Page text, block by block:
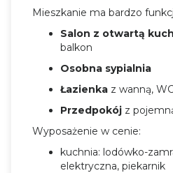
Mieszkanie ma bardzo
Salon z otwartą
balkon
Osobna sypialnia
Łazienka z wanną,
Przedpokój z
Wyposażenie w cenie:
kuchnia: lodówko-
elektryczna, piekarnik